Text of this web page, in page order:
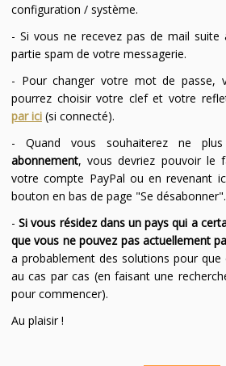
configuration / système.
- Si vous ne recevez pas de mail suite
partie spam de votre messagerie.
- Pour changer votre mot de passe,
pourrez choisir votre clef et votre
par ici(si connecté).
- Quand vous souhaiterez ne
abonnement, vous devriez pouvoir le
votre compte PayPal ou en revenant
bouton en bas de page "Se désabonner".
-Si vous résidez dans un pays qui a
que vous ne pouvez pas actuellement
a probablement des solutions pour
au cas par cas (en faisant une
pour commencer).
Au plaisir !